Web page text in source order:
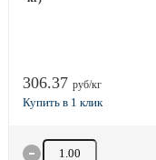
306.37 руб/кг
Количество товара